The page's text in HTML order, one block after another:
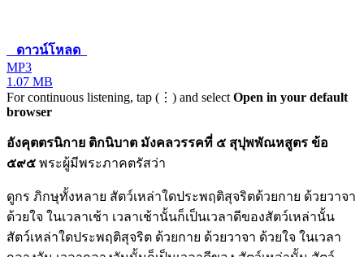
ดาวน์โหลด
MP3
1.07 MB
For continuous listening, tap (⋮) and select Open in your default
browser
อังคุตตรนิกาย ติกนิบาต มังคลวรรคที่ ๕ สุปุพพัณหสูตร ข้อ
๕๙๕ พระผู้มีพระภาคตรัสว่า
ดูกร ภิกษุทั้งหลาย สัตว์เหล่าใดประพฤติสุจริตด้วยกาย ด้วยวาจา
ด้วยใจ ในเวลาเช้า เวลาเช้านั้นก็เป็นเวลาดีของสัตว์เหล่านั้น
สัตว์เหล่าใดประพฤติสุจริต ด้วยกาย ด้วยวาจา ด้วยใจ ในเวลา